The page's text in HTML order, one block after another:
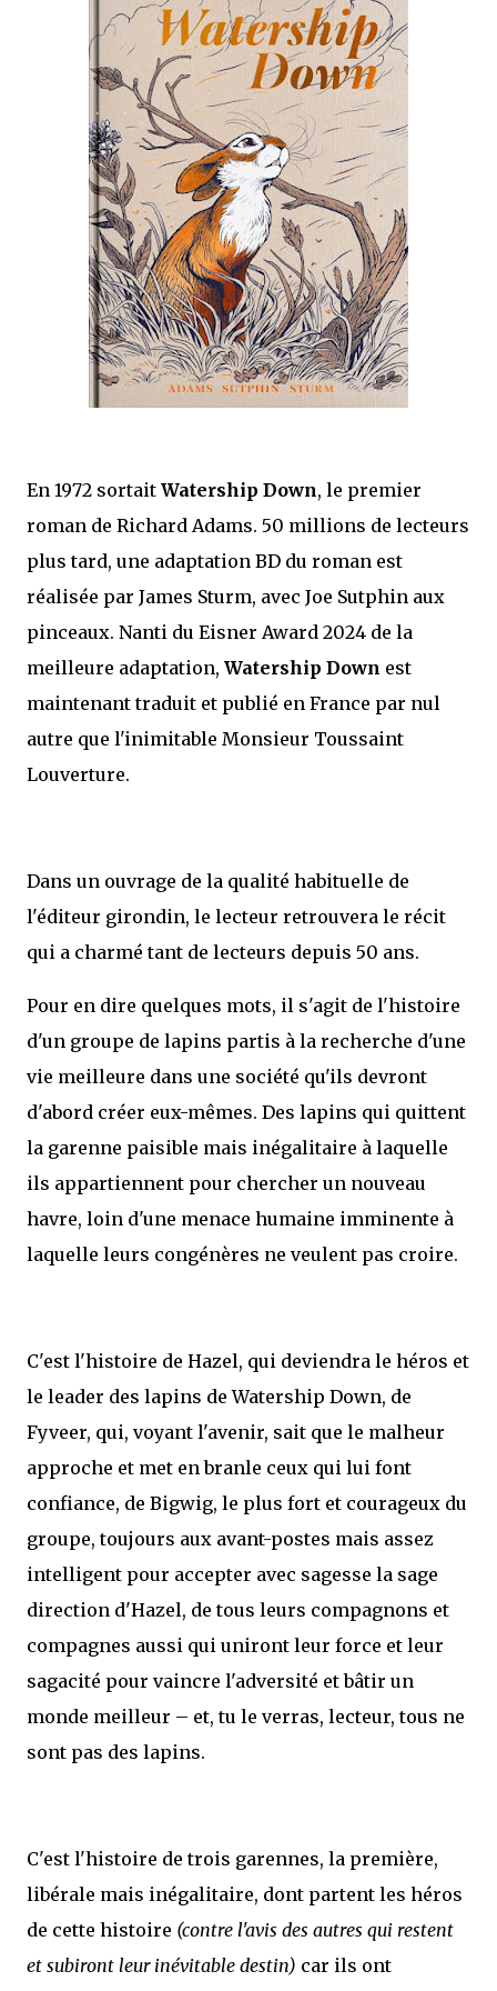
que Thomas connaissait et appréciait Olivier. Marlowe découvre une ville qu’il
ne connaissait pas, habitée par la méfiance, la peur et le rigorisme de la Ligue,
une ville pleine de mystères et de vieilles rancœurs. La Dame d...
En 1972 sortait Watership Down, le premier
roman de Richard Adams. 50 millions de lecteurs
plus tard, une adaptation BD du roman est
réalisée par James Sturm, avec Joe Sutphin aux
pinceaux. Nanti du Eisner Award 2024 de la
meilleure adaptation, Watership Down est
maintenant traduit et publié en France par nul
autre que l'inimitable Monsieur Toussaint
Louverture.
Dans un ouvrage de la qualité habituelle de
l'éditeur girondin, le lecteur retrouvera le récit
qui a charmé tant de lecteurs depuis 50 ans.
Pour en dire quelques mots, il s'agit de l'histoire
d'un groupe de lapins partis à la recherche d'une
vie meilleure dans une société qu'ils devront
d'abord créer eux-mêmes. Des lapins qui quittent
la garenne paisible mais inégalitaire à laquelle
ils appartiennent pour chercher un nouveau
havre, loin d'une menace humaine imminente à
laquelle leurs congénères ne veulent pas croire.
C'est l'histoire de Hazel, qui deviendra le héros et
le leader des lapins de Watership Down, de
Fyveer, qui, voyant l'avenir, sait que le malheur
approche et met en branle ceux qui lui font
confiance, de Bigwig, le plus fort et courageux du
groupe, toujours aux avant-postes mais assez
intelligent pour accepter avec sagesse la sage
direction d'Hazel, de tous leurs compagnons et
compagnes aussi qui uniront leur force et leur
sagacité pour vaincre l'adversité et bâtir un
monde meilleur – et, tu le verras, lecteur, tous ne
sont pas des lapins.
C'est l'histoire de trois garennes, la première,
libérale mais inégalitaire, dont partent les héros
de cette histoire (contre l'avis des autres qui restent
et subiront leur inévitable destin) car ils ont